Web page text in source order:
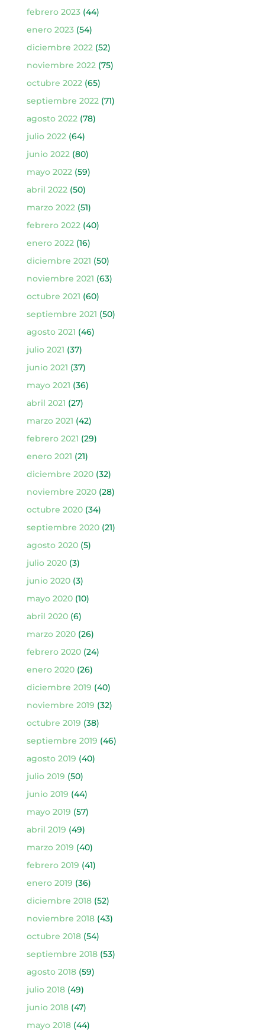
febrero 2023(44)
enero 2023(54)
diciembre 2022(52)
noviembre 2022(75)
octubre 2022(65)
septiembre 2022(71)
agosto 2022(78)
julio 2022(64)
junio 2022(80)
mayo 2022(59)
abril 2022(50)
marzo 2022(51)
febrero 2022(40)
enero 2022(16)
diciembre 2021 (50)
noviembre 2021 (63)
octubre 2021 (60)
septiembre 2021 (50)
agosto 2021 (46)
julio 2021 (37)
junio 2021 (37)
mayo 2021 (36)
abril 2021 (27)
marzo 2021 (42)
febrero 2021 (29)
enero 2021 (21)
diciembre 2020(32)
noviembre 2020(28)
octubre 2020(34)
septiembre 2020(21)
agosto 2020(5)
julio 2020(3)
junio 2020(3)
mayo 2020(10)
abril 2020(6)
marzo 2020(26)
febrero 2020(24)
enero 2020(26)
diciembre 2019 (40)
noviembre 2019 (32)
octubre 2019 (38)
septiembre 2019 (46)
agosto 2019 (40)
julio 2019 (50)
junio 2019 (44)
mayo 2019 (57)
abril 2019 (49)
marzo 2019 (40)
febrero 2019 (41)
enero 2019 (36)
diciembre 2018(52)
noviembre 2018(43)
octubre 2018(54)
septiembre 2018(53)
agosto 2018(59)
julio 2018(49)
junio 2018(47)
mayo 2018(44)